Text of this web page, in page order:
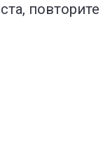
повторите